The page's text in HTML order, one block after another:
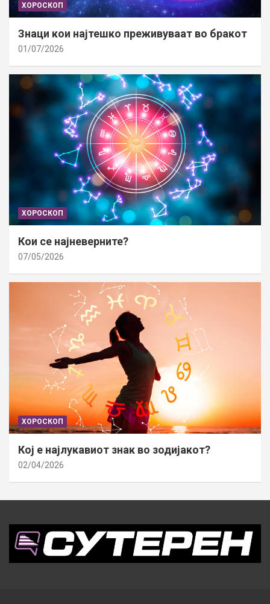
ХОРОСКОП
Знаци кои најтешко преживуваат во бракот
01/07/2026
ХОРОСКОП
Кои се најневерните?
07/05/2026
ХОРОСКОП
Кој е најлукавиот знак во зодијакот?
02/04/2026